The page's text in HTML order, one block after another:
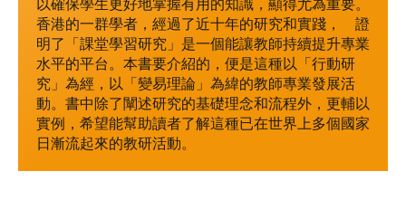
以確保學生更好地掌握有用的知識，顯得尤為重要。
香港的一群學者，經過了近十年的研究和實踐， 證
明了「課堂學習研究」是一個能讓教師持續提升專業
水平的平台。本書要介紹的，便是這種以「行動研
究」為經，以「變易理論」為緯的教師專業發展活
動。書中除了闡述研究的基礎理念和流程外，更輔以
實例，希望能幫助讀者了解這種已在世界上多個國家
日漸流起來的教研活動。